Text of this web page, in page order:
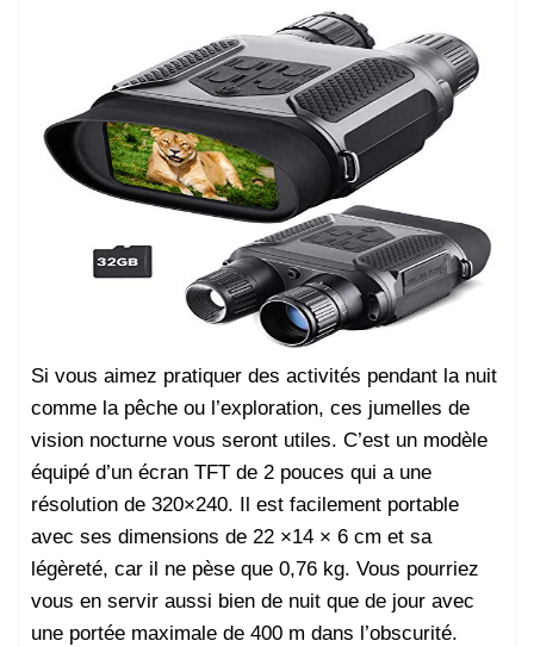
Si vous aimez pratiquer des activités pendant la nuit
comme la pêche ou l’exploration, ces jumelles de
vision nocturne vous seront utiles. C’est un modèle
équipé d’un écran TFT de 2 pouces qui a une
résolution de 320×240. Il est facilement portable
avec ses dimensions de 22 ×14 × 6 cm et sa
légèreté, car il ne pèse que 0,76 kg. Vous pourriez
vous en servir aussi bien de nuit que de jour avec
une portée maximale de 400 m dans l’obscurité.